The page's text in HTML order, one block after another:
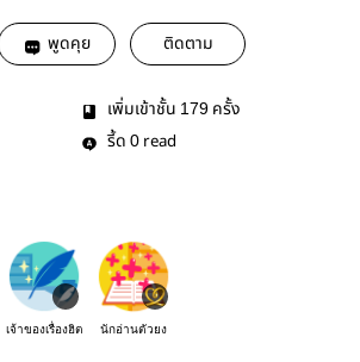
พูดคุย ติดตาม
เพิ่มเข้าชั้น 179 ครั้ง
รี้ด 0 read
เจ้าของเรื่องฮิต นักอ่านตัวยง